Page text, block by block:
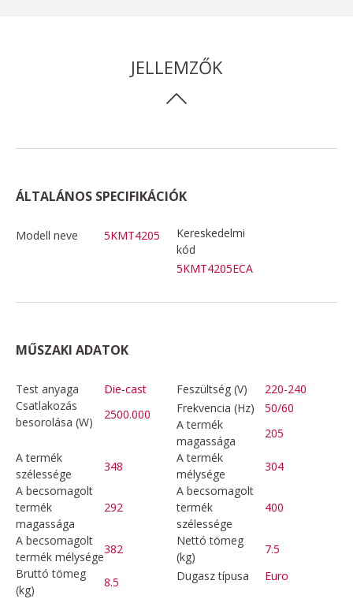
JELLEMZŐK
ÁLTALÁNOS SPECIFIKÁCIÓK
Modell neve 5KMT4205
Kereskedelmi
kód
5KMT4205ECA
MŰSZAKI ADATOK
Test anyaga Die-cast Feszültség (V)
220-240
Csatlakozás
besorolása (W)
2500.000 Frekvencia (Hz)
50/60
A termék
magassága
205
A termék
szélessége
348
A termék
mélysége
304
A becsomagolt
termék
magassága
292
A becsomagolt
termék
szélessége
400
A becsomagolt
termék mélysége
382
Nettó tömeg
(kg)
7.5
Bruttó tömeg
(kg)
8.5 Dugasz típusa Euro